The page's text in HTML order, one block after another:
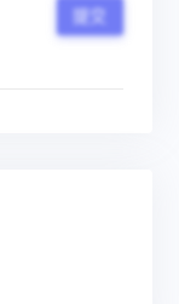
提交